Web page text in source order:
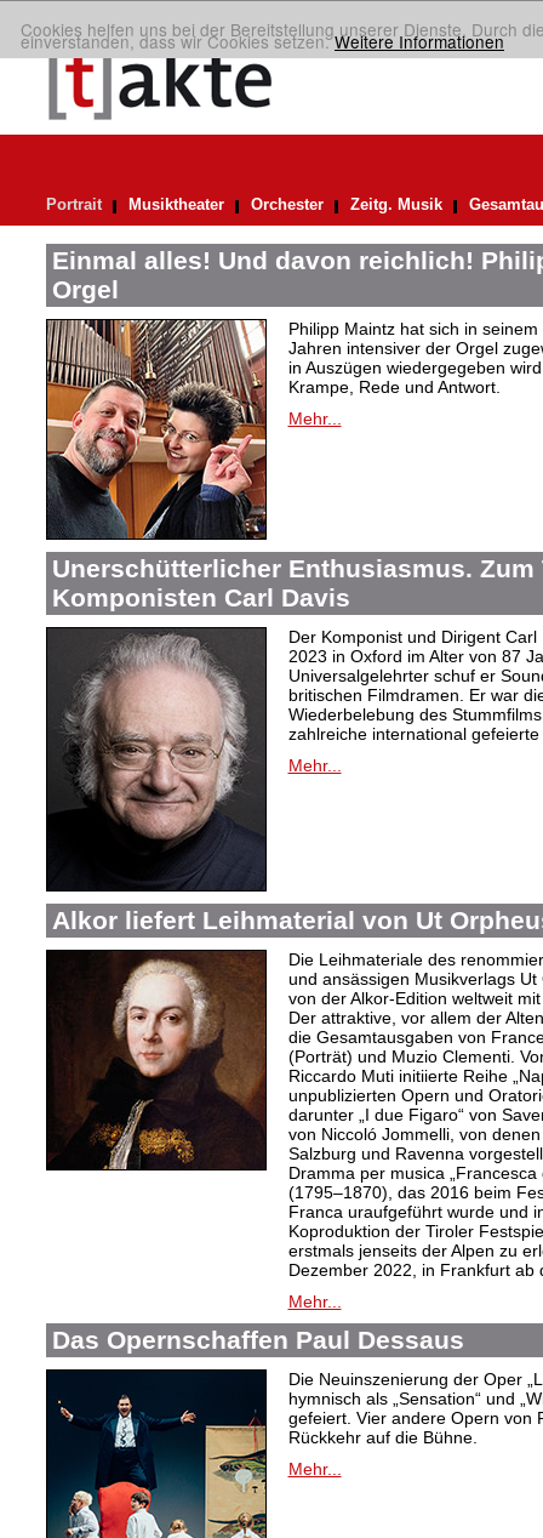
Cookies helfen uns bei der Bereitstellung unserer Dienste. Durch
einverstanden, dass wir Cookies setzen.Weitere Informationen
Portrait Musiktheater Orchester Zeitg. Musik
Einmal alles! Und davon reichlich!
Orgel
Philipp Maintz hat sich in
Jahren intensiver der Orgel
in Auszügen wiedergegeben
Krampe, Rede und Antwort.
Mehr...
Unerschütterlicher Enthusiasmus. Zum
Komponisten Carl Davis
Der Komponist und Dirigent
2023 in Oxford im Alter von 87
Universalgelehrter schuf er
britischen Filmdramen. Er war
Wiederbelebung des
zahlreiche international
Mehr...
Alkor liefert Leihmaterial von Ut
Die Leihmateriale des
und ansässigen Musikverlags
von der Alkor-Edition weltweit
Der attraktive, vor allem der
die Gesamtausgaben von
(Porträt) und Muzio Clementi.
Riccardo Muti initiierte Reihe
unpublizierten Opern und
darunter „I due Figaro“ von
von Niccoló Jommelli, von
Salzburg und Ravenna
Dramma per musica
(1795–1870), das 2016 beim
Franca uraufgeführt wurde und
Koproduktion der Tiroler
erstmals jenseits der Alpen zu
Dezember 2022, in Frankfurt ab
Mehr...
Das Opernschaffen Paul Dessaus
Die Neuinszenierung der Oper
hymnisch als „Sensation“ und
gefeiert. Vier andere Opern von
Rückkehr auf die Bühne.
Mehr...